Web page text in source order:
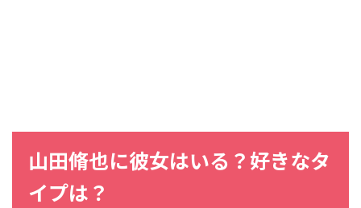
山田脩也に彼女はいる？好きなタ
イプは？